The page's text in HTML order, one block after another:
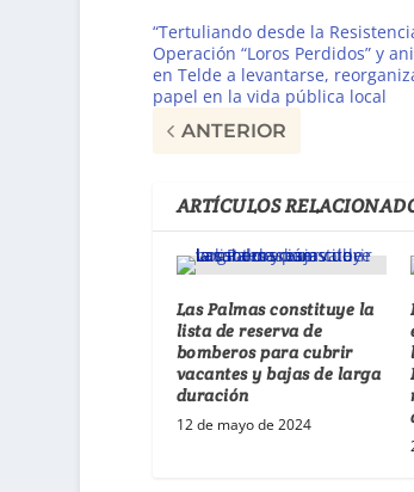
“Tertuliando desde la
Operación “Loros Perdidos” y
en Telde a levantarse,
papel en la vida pública local
ANTERIOR
ARTÍCULOS
Las Palmas constituye la
lista de reserva de
bomberos para cubrir
vacantes y bajas de larga
duración
12 de mayo de 2024